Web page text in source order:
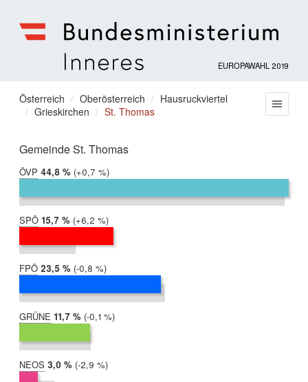
für
Inneres
EUROPAWAHL 2019
Sie
befinden
hier:
Österreich Oberösterreich
Hausruckviertel
Grieskirchen
St. Thomas
Gemeinde St. Thomas
ÖVP 2019:
44,8 %
2014:
44,1 %
Differenz:
+0,7 %
SPÖ 2019:
15,7 %
2014:
9,4 %
Differenz:
+6,2 %
FPÖ 2019:
23,5 %
2014:
24,3 %
Differenz:
-0,8 %
GRÜNE 2019:
11,7 %
2014:
11,9 %
Differenz:
-0,1 %
NEOS 2019:
3,0 %
2014:
5,9 %
Differenz:
-2,9 %